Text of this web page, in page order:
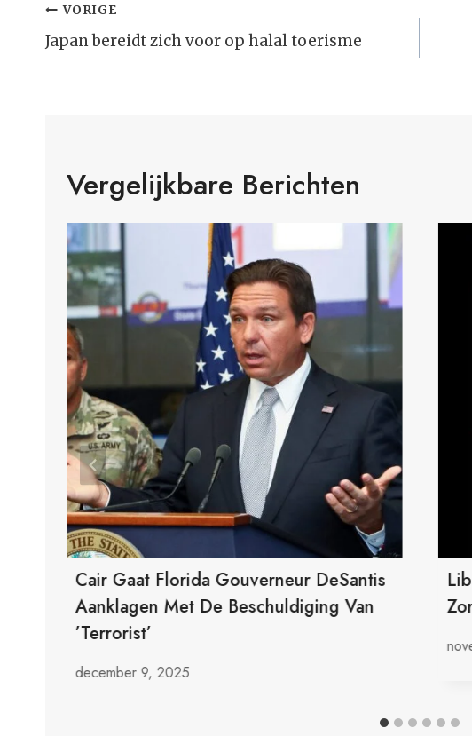
Bericht
Navigatie
VORIGE
Japan bereidt zich voor op halal toerisme
Vergelijkbare Berichten
Cair Gaat Florida Gouverneur DeSantis
Aanklagen Met De Beschuldiging Van
’terrorist’
december 9, 2025